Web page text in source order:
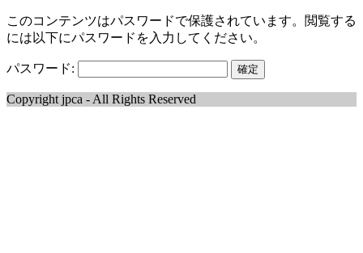
このコンテンツはパスワードで保護されています。閲覧する
には以下にパスワードを入力してください。
パスワード:
Copyright jpca - All Rights Reserved